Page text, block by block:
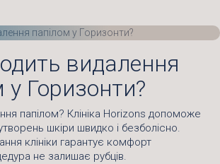
видалення
у Горизонти?
папілом? Клініка Horizons допоможе
шкіри швидко і безболісно.
клініки гарантує комфорт
не залишає рубців.